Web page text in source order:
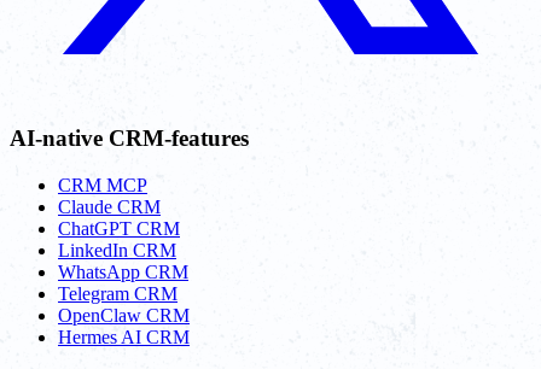
AI-native CRM-features
CRM MCP
Claude CRM
ChatGPT CRM
LinkedIn CRM
WhatsApp CRM
Telegram CRM
OpenClaw CRM
Hermes AI CRM